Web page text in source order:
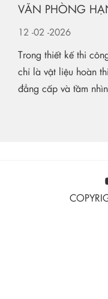
VĂN PHÒNG
12 -02 -2026
Trong thiết kế thi
chỉ là vật liệu hoàn
đẳng cấp và tầm